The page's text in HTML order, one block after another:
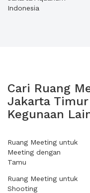
Indonesia
Cari Ruang
Jakarta
Kegunaan
Ruang Meeting untuk
Meeting dengan
Tamu
Ruang Meeting untuk
Shooting